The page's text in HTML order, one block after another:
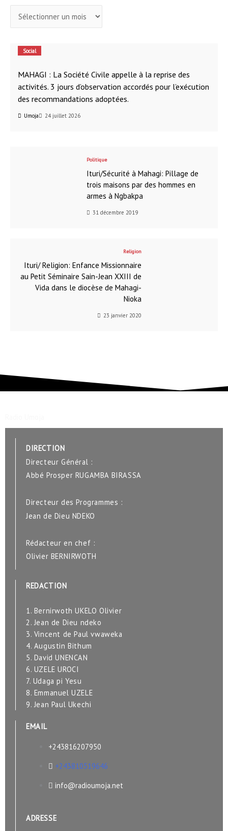
Social
MAHAGI : La Société Civile appelle à la reprise des
activités. 3 jours d’observation accordés pour l’exécution
des recommandations adoptées.
Umoja 24 juillet 2026
Politique
Ituri/Sécurité à Mahagi: Pillage de
trois maisons par des hommes en
armes à Ngbakpa
31 décembre 2019
Religion
Ituri/ Religion: Enfance Missionnaire
au Petit Séminaire Sain-Jean XXIII de
Vida dans le diocèse de Mahagi-
Nioka
23 janvier 2020
DIRECTION
Directeur Général :
Abbé Prosper RUGAMBA BIRASSA
Directeur des Programmes :
Jean de Dieu NDEKO
Rédacteur en chef :
Olivier BERNIRWOTH
REDACTION
1. Bernirwoth UKELO Olivier
2. Jean de Dieu ndeko
3. Vincent de Paul vwaweka
4. Augustin Bithum
5. David UNENCAN
6. UZELE UROCI
7. Udaga pi Yesu
8. Emmanuel UZELE
9. Jean Paul Ukechi
EMAIL
+243816207950
+243810519646
info@radioumoja.net
ADRESSE